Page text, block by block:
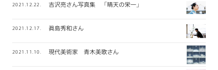
2021.12.22. 吉沢亮さん写真集 「晴天の栄一」
2021.12.17. 眞島秀和さん
2021.11.10. 現代美術家 青木美歌さん